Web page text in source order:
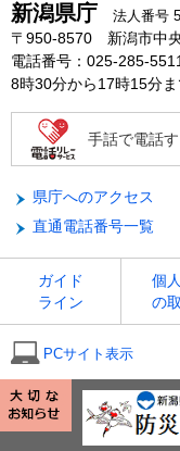
新潟県庁 法人番号
〒950-8570 新潟市中
電話番号：025-285-
8時30分から17時15分
手話で電話す
県庁へのアクセス
直通電話番号一覧
ガイド
ライン
個
の
PCサイト表示